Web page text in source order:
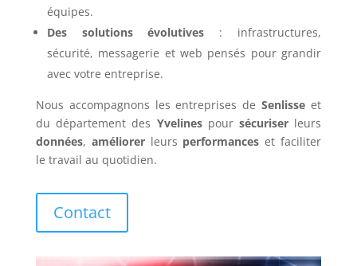
équipes.
Des solutions évolutives : infrastructures,
sécurité, messagerie et web pensés pour grandir
avec votre entreprise.
Nous accompagnons les entreprises deSenlisse et
du département des Yvelinespour sécuriserleurs
données, améliorerleurs performances et faciliter
le travail au quotidien.
Contact